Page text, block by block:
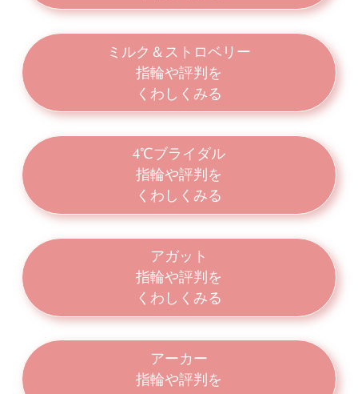
ミルク＆ストロベリー
指輪や評判を
くわしくみる
4℃ブライダル
指輪や評判を
くわしくみる
アガット
指輪や評判を
くわしくみる
アーカー
指輪や評判を